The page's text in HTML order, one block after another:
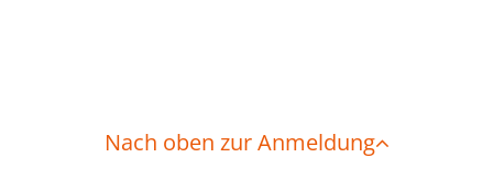
Nach oben zur Anmeldung